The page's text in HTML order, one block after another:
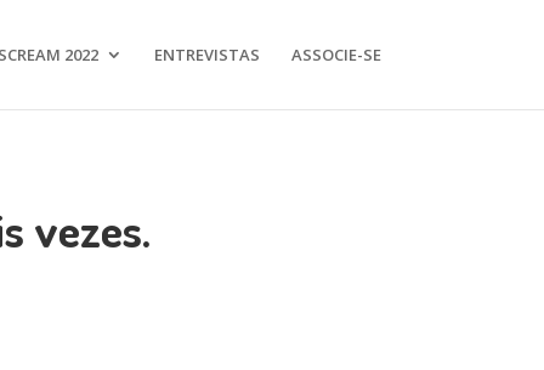
2022 ENTREVISTAS ASSOCIE-SE
vezes.